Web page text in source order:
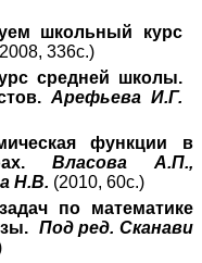
школьный курс
336с.)
средней школы.
Арефьева И.Г.
функции в
Власова А.П.,
Н.В. (2010, 60с.)
по математике
Под ред. Сканави